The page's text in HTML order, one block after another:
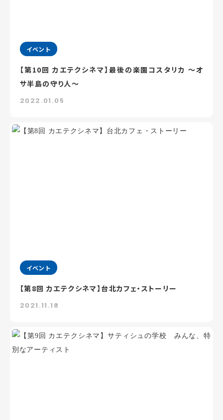
イベント
【第10回 カエテクシネマ】最後の楽園コスタリカ ～オ
サ半島の守り人～
2022.01.05
イベント
【第8回 カエテクシネマ】台北カフェ・ストーリー
2021.11.18